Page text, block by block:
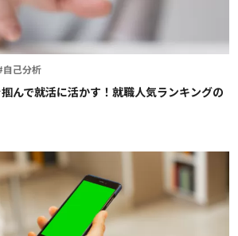
自己分析
んで就活に活かす！就職人気ランキングの